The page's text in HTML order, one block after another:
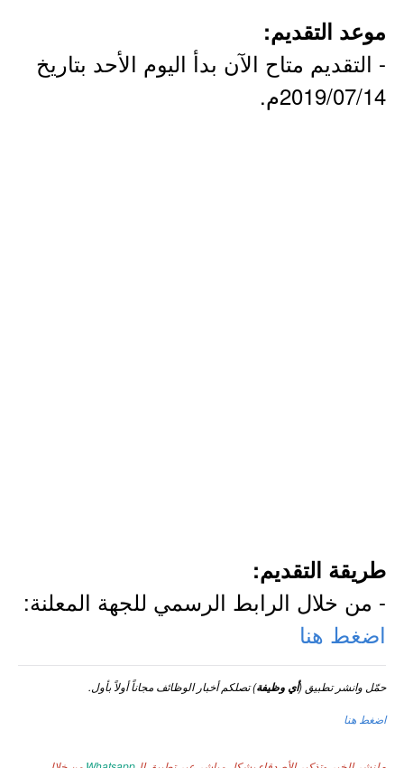
موعد التقديم:
- التقديم متاح الآن بدأ اليوم الأحد بتاريخ
2019/07/14م.
طريقة التقديم:
- من خلال الرابط الرسمي للجهة المعلنة:
اضغط هنا
حمّل وانشر تطبيق (أي وظيفة) تصلكم أخبار الوظائف مجاناً أولاً بأول.
اضغط هنا